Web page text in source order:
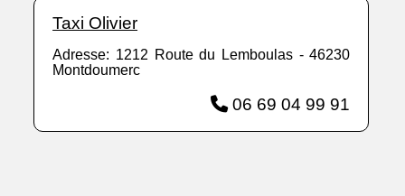
Taxi Olivier
Adresse: 1212 Route du Lemboulas - 46230
Montdoumerc
06 69 04 99 91